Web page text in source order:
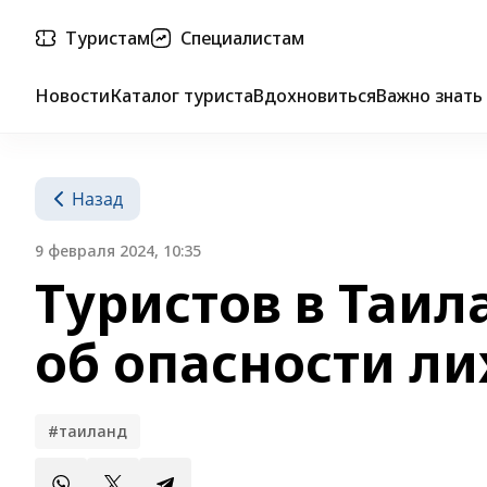
Туристам Специалистам
НовостиКаталог туристаВдохновитьсяВажно знать
Назад
9 февраля 2024, 10:35
Туристов в
об опасности
#таиланд